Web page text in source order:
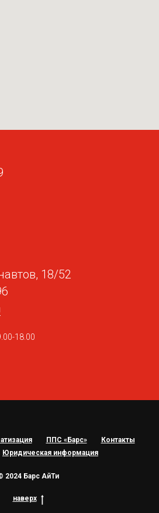
18/52
18.00
ППС «Барс»
Контакты
Юридическая информация
2024 Барс АйТи
наверх